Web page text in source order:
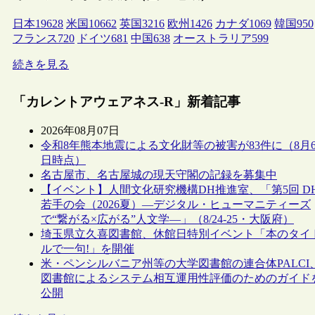
日本19628 米国 10662 英国3216 欧州 1426 カナダ1069 韓国950
フランス720 ドイツ681 中国638 オーストラリア599
続きを見る
「カレントアウェアネス-R」新着記事
2026年08月07日
令和8年熊本地震による文化財等の被害が83件に（8月
日時点）
名古屋市、名古屋城の現天守閣の記録を募集中
【イベント】人間文化研究機構DH推進室、「第5回
若手の会（2026夏）―デジタル・ヒューマニティーズ
で“繋がる×広がる”人文学―」（8/24-25・大阪府）
埼玉県立久喜図書館、休館日特別イベント「本のタイ
ルで一句!」を開催
米・ペンシルバニア州等の大学図書館の連合体PALCI、
図書館によるシステム相互運用性評価のためのガイド
公開